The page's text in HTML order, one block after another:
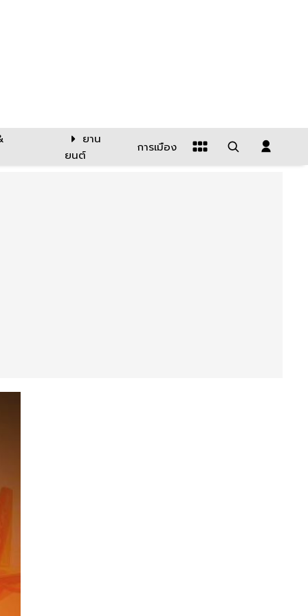
ยาน
ยนต์
การเมือง